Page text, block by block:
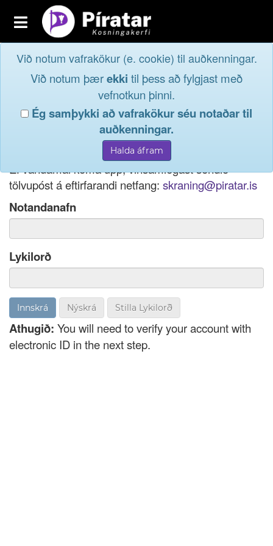
Toggle
navigation
Aðildarfélög
Innskrá
Við notum vafrakökur (e. cookie) til auðkenningar.
Við notum þærekki til þess að fylgjast með
vefnotkun þinni.
Ég samþykki að vafrakökur séu notaðar til
auðkenningar.
Innskráog taktu þátt í
lýðræðinu...
Ef þú hefur gleymt notendanafni þínu, þá má einnig
nota netfang eða kennitölu til innskráningar.
Ef vandamál koma upp, vinsamlegast sendið
tölvupóst á eftirfarandi netfang: skraning@piratar.is
Notandanafn
Lykilorð
Nýskrá Stilla Lykilorð
Athugið: You will need to verify your account with
electronic ID in the next step.